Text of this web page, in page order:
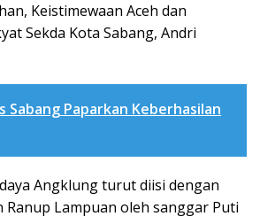
Keistimewaan Aceh dan
Sekda Kota Sabang, Andri
Sabang Paparkan Keberhasilan
Angklung turut diisi dengan
Ranup Lampuan oleh sanggar Puti